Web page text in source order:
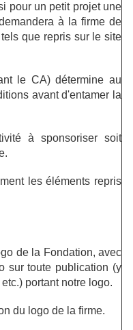
pour un petit projet une
à la firme de
que repris sur le site
le CA) détermine au
avant d'entamer la
à sponsoriser soit
les éléments repris
de la Fondation, avec
sur toute publication (y
portant notre logo.
du logo de la firme.